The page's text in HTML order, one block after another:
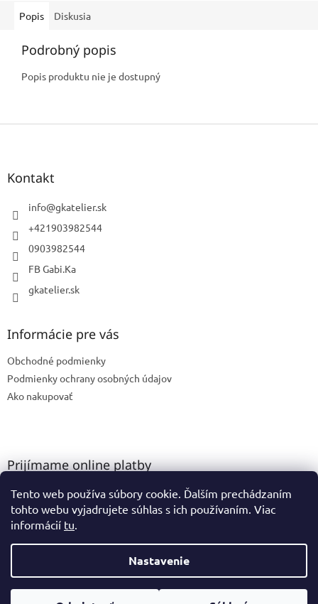
Tento web používa súbory cookie. Ďalším prechádzaním
tohto webu vyjadrujete súhlas s ich používaním. Viac
informácií tu.
Nastavenie
Popis Diskusia
Podrobný popis
Popis produktu nie je dostupný
Z
Kontakt
info@gkatelier.sk
+421903982544
0903982544
FB Gabi.Ka
gkatelier.sk
Informácie pre vás
Obchodné podmienky
Podmienky ochrany osobných údajov
Ako nakupovať
Prijímame online platby
Vytvoril Shoptet